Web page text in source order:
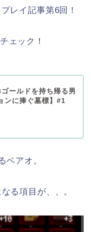
レイ記事第6回！
ェック！
ールドを持ち帰る男
ンに捧ぐ墓標】#1
ベアオ。
る項目が、、。